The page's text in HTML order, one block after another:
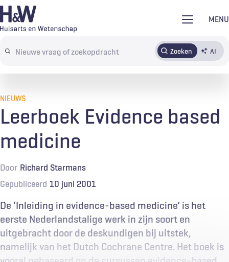
Overslaan
en
de
MENU
Search
terms
Zoeken AI
AbonnerenTijdschrift Inloggen
NIEUWS
Leerboek Evidence based
medicine
Door Richard Starmans
Gepubliceerd 10 juni 2001
De ‘Inleiding in evidence-based medicine’ is het
eerste Nederlandstalige werk in zijn soort en
uitgebracht door de deskundigen bij uitstek,
namelijk van het Dutch Cochrane Centre. Het boek is